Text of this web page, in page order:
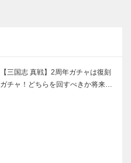
【三国志 真戦】2周年ガチャは復刻
ガチャ！どちらを回すべきか将来…